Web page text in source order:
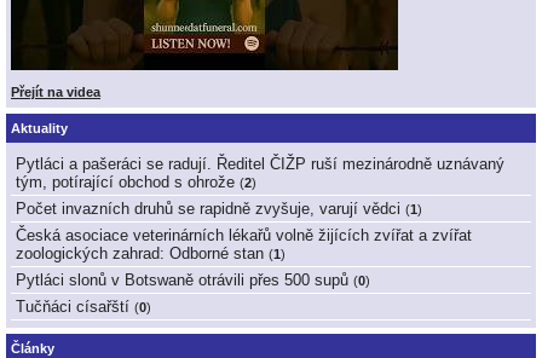
Přejít na videa
Aktuality
Pytláci a pašeráci se radují. Ředitel ČIŽP ruší mezinárodně uznávaný
tým, potírající obchod s ohrože (2)
Počet invazních druhů se rapidně zvyšuje, varují vědci (1)
Česká asociace veterinárních lékařů volně žijících zvířat a zvířat
zoologických zahrad: Odborné stan (1)
Pytláci slonů v Botswaně otrávili přes 500 supů (0)
Tučňáci císařští (0)
Články